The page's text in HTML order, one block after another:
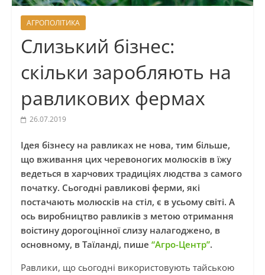
АГРОПОЛІТИКА
Слизький бізнес:
скільки заробляють на
равликових фермах
26.07.2019
Ідея бізнесу на равликах не нова, тим більше,
що вживання цих черевоногих молюсків в їжу
ведеться в харчових традиціях людства з самого
початку. Сьогодні равликові ферми, які
постачають молюсків на стіл, є в усьому світі. А
ось виробництво равликів з метою отримання
воістину дорогоцінної слизу налагоджено, в
основному, в Таїланді, пише “Агро-Центр”.
Равлики, що сьогодні використовують тайською